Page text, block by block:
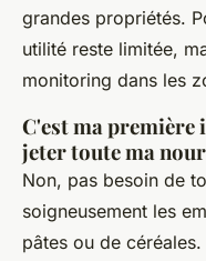
grandes propriétés.
utilité reste limitée,
monitoring dans les
C'est ma première
jeter toute ma
Non, pas besoin de
soigneusement les
pâtes ou de